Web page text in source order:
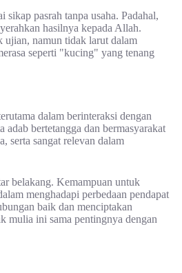
sikap pasrah tanpa usaha. Padahal,
hasilnya kepada Allah.
ujian, namun tidak larut dalam
seperti "kucing" yang tenang
dalam berinteraksi dengan
adab bertetangga dan bermasyarakat
serta sangat relevan dalam
belakang. Kemampuan untuk
menghadapi perbedaan pendapat
baik dan menciptakan
mulia ini sama pentingnya dengan